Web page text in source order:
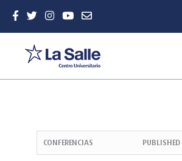
CONFERENCIAS PUBLISHED